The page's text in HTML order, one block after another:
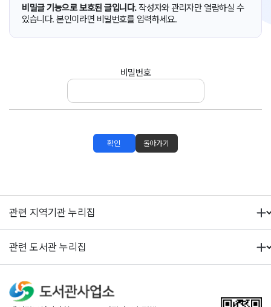
비밀글 기능으로 보호된 글입니다.작성자와 관리자만 열람하실 수
있습니다. 본인이라면 비밀번호를 입력하세요.
비밀번호
확인 돌아가기